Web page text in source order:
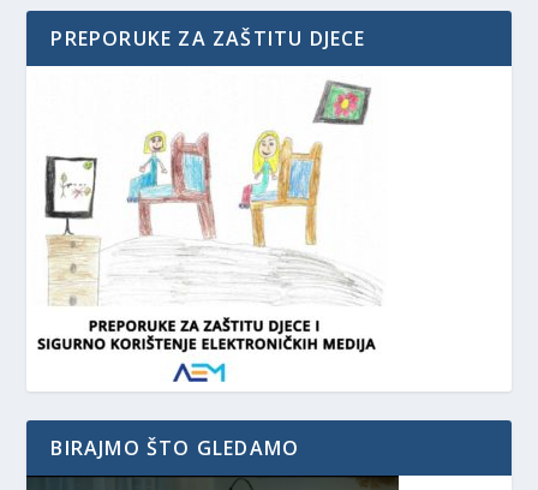
PREPORUKE ZA ZAŠTITU DJECE
BIRAJMO ŠTO GLEDAMO